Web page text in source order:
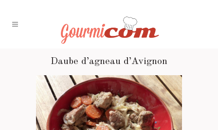
Daube d’agneau d’Avignon